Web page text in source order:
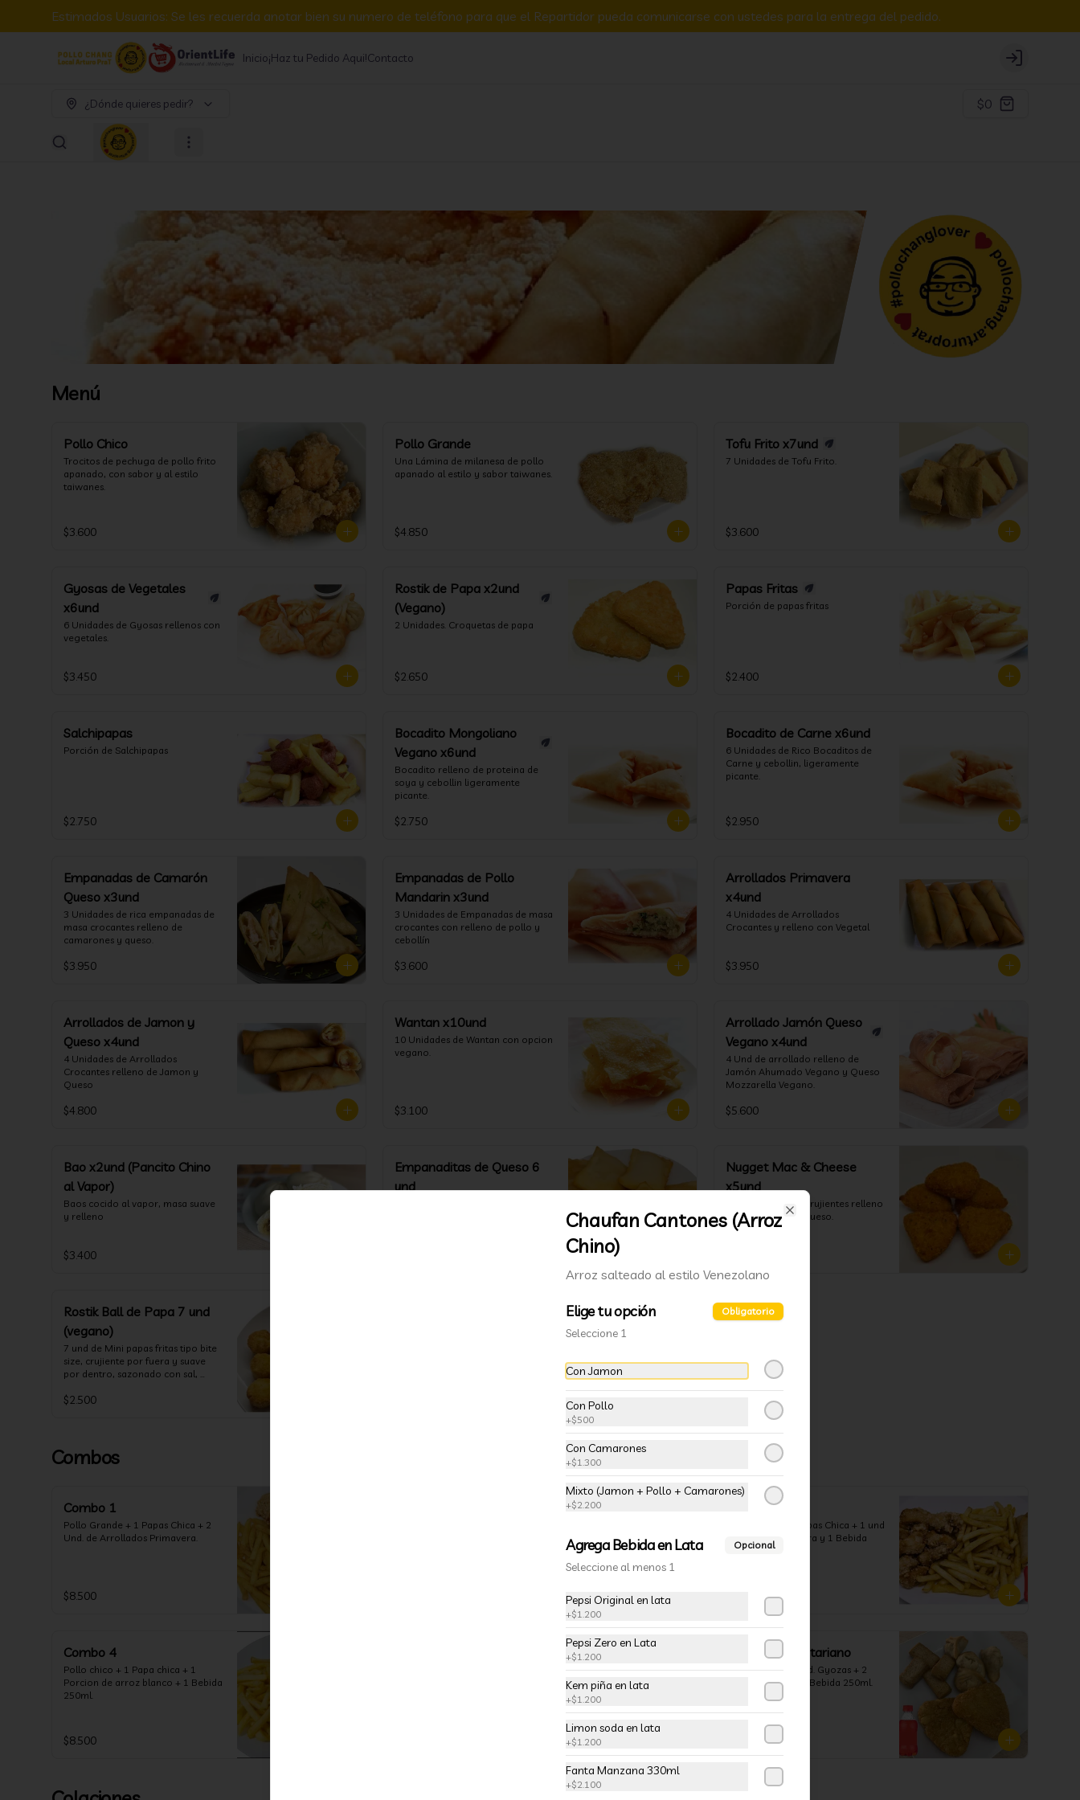
Estimados Usuarios: Se les recuerda anotar bien su numero de teléfono para que el Repartidor pueda comunicarse con ustedes para la entrega del pedido.
Inicio¡Haz tu Pedido Aqui!Contacto Login
¿Dónde quieres pedir? $0
Menú
Pollo Chico
Trocitos de pechuga de pollo frito
apanado, con sabor y al estilo
taiwanes.
$3.600
Pollo Grande
Una Lámina de milanesa de pollo
apanado al estilo y sabor taiwanes.
$4.850
Tofu Frito x7und
7 Unidades de Tofu Frito.
$3.600
Gyosas de Vegetales
x6und
6 Unidades de Gyosas rellenos con
vegetales.
$3.450
Rostik de Papa x2und
(Vegano)
2 Unidades. Croquetas de papa
$2.650
Papas Fritas
Porción de papas fritas
$2.400
Salchipapas
Porción de Salchipapas
$2.750
Bocadito Mongoliano
Vegano x6und
Bocadito relleno de proteina de
soya y cebollin ligeramente
picante.
$2.750
Bocadito de Carne x6und
6 Unidades de Rico Bocaditos de
Carne y cebollin, ligeramente
picante.
$2.950
Empanadas de Camarón
Queso x3und
3 Unidades de rica empanadas de
masa crocantes relleno de
camarones y queso.
$3.950
Empanadas de Pollo
Mandarin x3und
3 Unidades de Empanadas de masa
crocantes con relleno de pollo y
cebollín
$3.600
Arrollados Primavera
x4und
4 Unidades de Arrollados
Crocantes y relleno con Vegetal
$3.950
Arrollados de Jamon y
Queso x4und
4 Unidades de Arrollados
Crocantes relleno de Jamon y
Queso
$4.800
Wantan x10und
10 Unidades de Wantan con opcion
vegano.
$3.100
Arrollado Jamón Queso
Vegano x4und
4 Und de arrollado relleno de
Jamón Ahumado Vegano y Queso
Mozzarella Vegano.
$5.600
Bao x2und (Pancito Chino
al Vapor)
Baos cocido al vapor, masa suave
y relleno
$3.400
Empanaditas de Queso 6
und
Nugget Mac & Cheese
x5und
5und de Nuggets crujientes relleno
de macarrones y queso.
Rostik Ball de Papa 7 und
(vegano)
7 und de Mini papas fritas tipo bite
size, crujiente por fuera y suave
por dentro, sazonado con sal,
$2.500
Combos
Combo 1
Pollo Grande + 1 Papas Chica + 2
Und. de Arrollados Primavera.
$8.500
Combo 3
Pollo Chico + 1 Papas Chica + 1 und
arrollado primavera y 1 Bebida
250ml
Combo 4
Pollo chico + 1 Papa chica + 1
Porcion de arroz blanco + 1 Bebida
250ml.
$8.500
Combo 6 Vegetariano
4 Und. Tofu + 4 Und. Gyozas + 2
Rostik de Papa + 1 Bebida 250ml.
Chaufan Cantones (Arroz
Chino)
Arroz salteado al estilo Venezolano
Elige tu opción Obligatorio
Seleccione 1
Con Jamon
Con Pollo
+$500
Con Camarones
+$1.300
Mixto (Jamon + Pollo + Camarones)
+$2.200
Agrega Bebida en Lata Opcional
Seleccione al menos 1
Pepsi Original en lata
+$1.200
Pepsi Zero en Lata
+$1.200
Kem piña en lata
+$1.200
Limon soda en lata
+$1.200
Fanta Manzana 330ml
+$2.100
Close